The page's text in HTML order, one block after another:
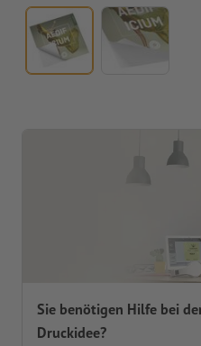
Sie benötigen Hilfe bei
Druckidee?